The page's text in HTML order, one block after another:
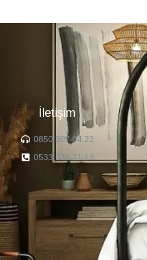
İletişim
0850 307 04 22
0533 336 71 13